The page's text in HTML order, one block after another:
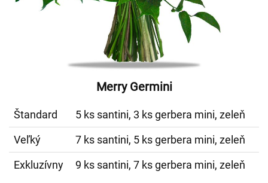
Merry Germini
Štandard
5 ks santini, 3 ks gerbera mini, zeleň
Veľký
7 ks santini, 5 ks gerbera mini, zeleň
Exkluzívny
9 ks santini, 7 ks gerbera mini, zeleň